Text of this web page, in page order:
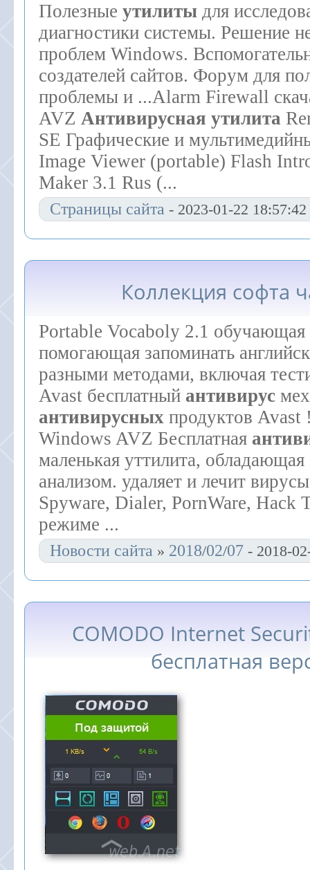
Полезные утилиты для
диагностики системы. Решение
проблем Windows.
создателей сайтов. Форум для
проблемы и ...Alarm Firewall
AVZ Антивирусная утилита
SE Графические и
Image Viewer (portable) Flash
Maker 3.1 Rus (...
Страницы сайта - 2023-01-22 18:57:42
Коллекция софта
Portable Vocaboly 2.1 обучающая
помогающая запоминать
разными методами, включая
Avast бесплатный антивирус
антивирусных продуктов Avast
Windows AVZ Бесплатная
маленькая уттилита,
анализом. удаляет и лечит
Spyware, Dialer, PornWare, Hack
режиме ...
Новости сайта » 2018/02/07 - 2018-
COMODO Internet
бесплатная